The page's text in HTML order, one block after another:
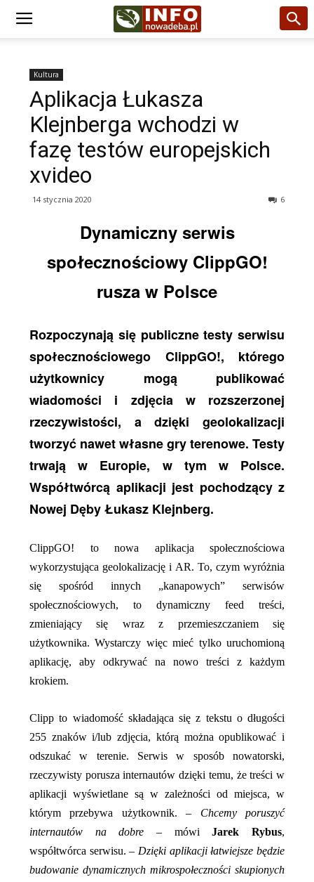
Kultura
Aplikacja Łukasza
Klejnberga wchodzi w
fazę testów europejskich
xvideo
14 stycznia 2020 6
Dynamiczny serwis
społecznościowy ClippGO!
rusza w Polsce
Rozpoczynają się publiczne testy serwisu
społecznościowego ClippGO!, którego
użytkownicy mogą publikować
wiadomości i zdjęcia w rozszerzonej
rzeczywistości, a dzięki geolokalizacji
tworzyć nawet własne gry terenowe. Testy
trwają w Europie, w tym w Polsce.
Współtwórcą aplikacji jest pochodzący z
Nowej Dęby Łukasz Klejnberg.
ClippGO! to nowa aplikacja społecznościowa
wykorzystująca geolokalizację i AR. To, czym wyróżnia
się spośród innych „kanapowych” serwisów
społecznościowych, to dynamiczny feed treści,
zmieniający się wraz z przemieszczaniem się
użytkownika. Wystarczy więc mieć tylko uruchomioną
aplikację, aby odkrywać na nowo treści z każdym
krokiem.
Clipp to wiadomość składająca się z tekstu o długości
255 znaków i/lub zdjęcia, którą można opublikować i
odszukać w terenie. Serwis w sposób nowatorski,
rzeczywisty porusza internautów dzięki temu, że treści w
aplikacji wyświetlane są w zależności od miejsca, w
którym przebywa użytkownik. – Chcemy poruszyć
internautów na dobre – mówiJarek Rybus,
współtwórca serwisu. – Dzięki aplikacji łatwiejsze będzie
budowanie dynamicznych mikrospołeczności skupionych